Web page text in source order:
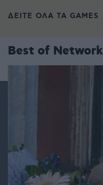
ΔΕΙΤΕ ΟΛΑ ΤΑ GAMES
Best of Network